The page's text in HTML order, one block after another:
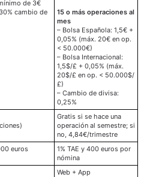
de 3€
cambio de
15 o más operaciones al
mes
– Bolsa Española: 1,5€ +
0,05% (máx. 20€ en op.
< 50.000€)
– Bolsa Internacional:
1,5$/£ + 0,05% (máx.
20$/£ en op. < 50.000$/
£)
– Cambio de divisa:
0,25%
Gratis si se hace una
operación al semestre; si
no, 4,84€/trimestre
euros
1% TAE y 400 euros por
nómina
Web + App